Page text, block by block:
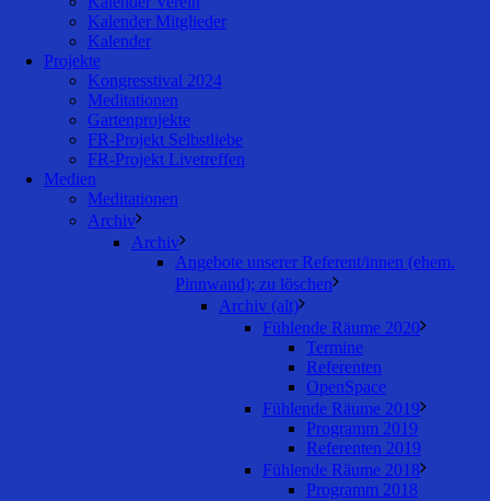
Kalender Mitglieder
Kalender
Projekte
Kongresstival 2024
Meditationen
Gartenprojekte
FR-Projekt Selbstliebe
FR-Projekt Livetreffen
Medien
Meditationen
Archiv
Archiv
Angebote unserer Referent/innen (ehem.
Pinnwand); zu löschen
Archiv (alt)
Fühlende Räume 2020
Termine
Referenten
OpenSpace
Fühlende Räume 2019
Programm 2019
Referenten 2019
Fühlende Räume 2018
Programm 2018